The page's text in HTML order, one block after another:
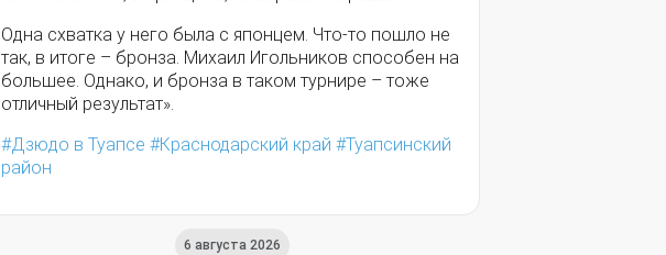
Одна схватка у него была с японцем. Что-то пошло не
так, в итоге – бронза. Михаил Игольников способен на
большее. Однако, и бронза в таком турнире – тоже
отличный результат».
Дзюдо в Туапсе
Краснодарский край
Туапсинский
район
6 августа 2026